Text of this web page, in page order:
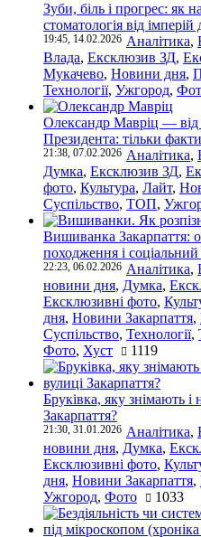
Зуби, біль і прогрес: як
стоматологія від
19:45, 14.02.2026 Аналітика,
Влада, Ексклюзив ЗД,
Мукачево, Новини дня,
Технології, Ужгород,
Олександр Мавріц — від
Президента: тільки факти
21:38, 07.02.2026 Аналітика,
Думка, Ексклюзив ЗД,
фото, Культура, Лайт,
Суспільство, ТОП,
Вишиванка Закарпаття:
походження і соціальний
22:23, 06.02.2026 Аналітика,
новини дня, Думка,
Ексклюзивні фото,
дня, Новини Закарпаття,
Суспільство, Технології,
Фото, Хуст 1119
Бруківка, яку знімають і
Закарпаття?
21:30, 31.01.2026 Аналітика,
новини дня, Думка,
Ексклюзивні фото,
дня, Новини Закарпаття,
Ужгород, Фото 1033